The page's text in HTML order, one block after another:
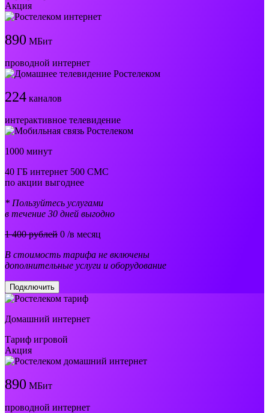
Акция
890 МБит
проводной интернет
224 каналов
интерактивное телевидение
1000 минут
40 ГБ интернет 500 СМС
по акции выгоднее
* Пользуйтесь услугами
в течение 30 дней выгодно
1 400 рублей 0 /в месяц
В стоимость тарифа не включены
дополнительные услуги и оборудование
Подключить
Домашний интернет
Тариф игровой
Акция
890 МБит
проводной интернет